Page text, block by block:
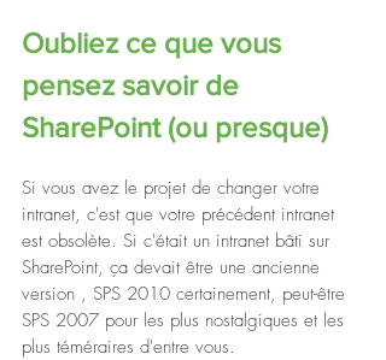
Oubliez ce que vous
pensez savoir de
SharePoint (ou presque)
Si vous avez le projet de changer votre
intranet, c'est que votre précédent intranet
est obsolète. Si c'était un intranet bâti sur
SharePoint, ça devait être une ancienne
version , SPS 2010 certainement, peut-être
SPS 2007 pour les plus nostalgiques et les
plus téméraires d'entre vous.